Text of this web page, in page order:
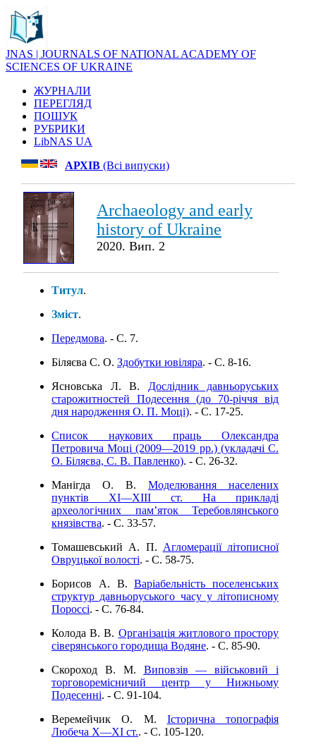
JNAS | JOURNALS OF NATIONAL ACADEMY OF
SCIENCES OF UKRAINE
ЖУРНАЛИ
ПЕРЕГЛЯД
ПОШУК
РУБРИКИ
LibNAS UA
АРХІВ (Всі випуски)
Archaeology and early
history of Ukraine
2020. Вип. 2
Титул.
Зміст.
Передмова. - C. 7.
Біляєва С. О. Здобутки ювіляра. - C. 8-16.
Ясновська Л. В. Дослідник давньоруських
старожитностей Подесення (до 70-річчя від
дня народження О. П. Моці). - C. 17-25.
Список наукових праць Олександра
Петровича Моці (2009—2019 рр.) (укладачі С.
О. Біляєва, С. В. Павленко). - C. 26-32.
Манігда О. В. Моделювання населених
пунктів ХI—ХІІІ ст. На прикладі
археологічних пам’яток Теребовлянського
князівства. - C. 33-57.
Томашевський А. П. Агломерації літописної
Овруцької волості. - C. 58-75.
Борисов А. В.Варіабельність поселенських
структур давньоруського часу у літописному
Пороссі. - C. 76-84.
Колода В. В. Організація житлового простору
сіверянського городища Водяне. - C. 85-90.
Скороход В. М. Виповзів — військовий і
торговоремісничий центр у Нижньому
Подесенні. - C. 91-104.
Веремейчик О. М. Історична топографія
Любеча Х—ХІ ст.. - C. 105-120.